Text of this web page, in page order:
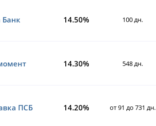
Банк 14.50% 100 дн.
14.30% 548 дн.
ПСБ 14.20% от 91 до 731 дн.